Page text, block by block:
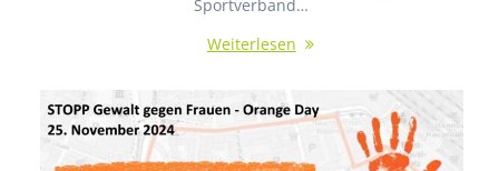
Sportverband…
Weiterlesen